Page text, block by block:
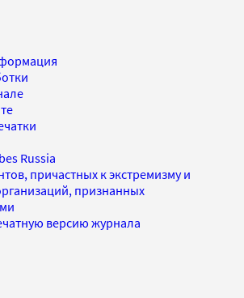
Russia
причастных к экстремизму и
признанных
версию журнала